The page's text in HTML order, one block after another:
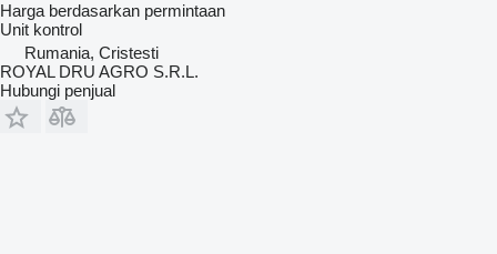
Harga berdasarkan permintaan
Unit kontrol
Rumania, Cristesti
ROYAL DRU AGRO S.R.L.
Hubungi penjual